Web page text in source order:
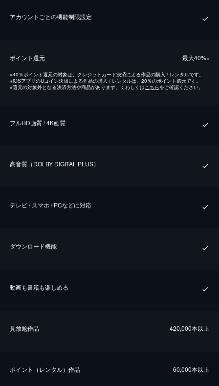
アカウントごとの機能制限設定
ポイント還元 最⼤40%※
※40％ポイント還元の対象は、クレジットカード決済による作品の購入 / レンタルです。
※iOSアプリのUコイン決済による作品の購入 / レンタルは、20％のポイント還元です。
※還元の対象外となる決済方法や商品があります。くわしくはこちらをご確認ください。
フルHD画質 / 4K画質
⾼⾳質（DOLBY DIGITAL PLUS）
テレビ / スマホ / PCなどに対応
ダウンロード機能
動画も書籍も楽しめる
⾒放題作品 420,000本以上
ポイント（レンタル）作品 60,000本以上